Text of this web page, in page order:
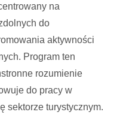
na
do
aktywności
Program ten
rozumienie
do pracy w
sektorze turystycznym.